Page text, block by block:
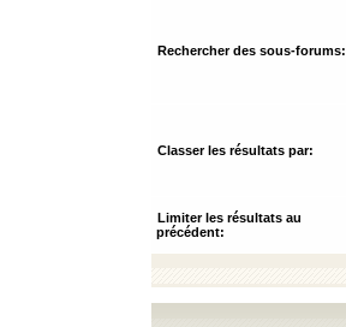
Rechercher des sous-forums:
Classer les résultats par:
Limiter les résultats au
précédent: